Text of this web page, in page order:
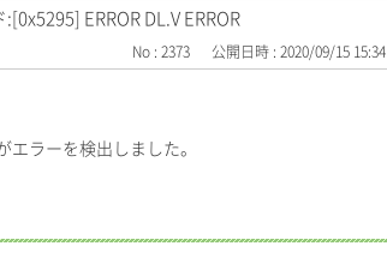
ERROR DL.V ERROR
No : 2373 公開日時 : 2020/09/15 15:34
エラーを検出しました。